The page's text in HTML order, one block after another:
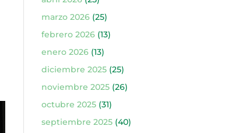
marzo 2026(25)
febrero 2026(13)
enero 2026(13)
diciembre 2025(25)
noviembre 2025(26)
octubre 2025(31)
septiembre 2025(40)